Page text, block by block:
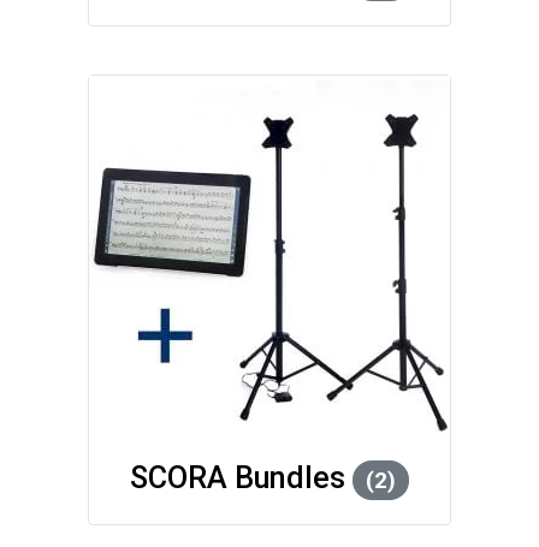
SCORA Bundles (2)